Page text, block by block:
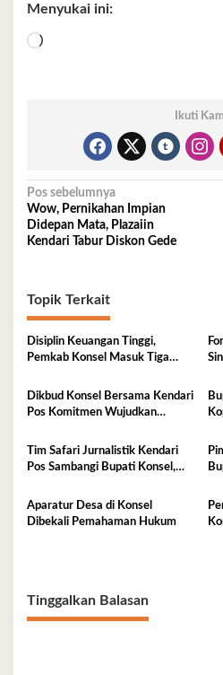
Menyukai ini:
Memuat...
Ikuti
Navigasi
pos
Pos sebelumnya
Wow, Pernikahan Impian
Didepan Mata, Plazaiin
Kendari Tabur Diskon Gede
Topik Terkait
Disiplin Keuangan Tinggi,
Pemkab Konsel Masuk Tiga
Penghargaan PT Taspen
Dikbud Konsel Bersama Kendari
Pos Komitmen Wujudkan
Semua
Tim Safari Jurnalistik Kendari
Pos Sambangi Bupati Konsel,
Pembangunan
Aparatur Desa di Konsel
Dibekali Pemahaman Hukum
Tinggalkan Balasan